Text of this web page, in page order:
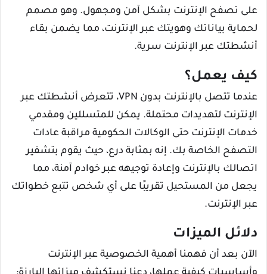
على تصفح الإنترنت بشكل آمن ومجهول. وهو مصمم
لحماية بياناتك وهويتك عبر الإنترنت، مما يضمن بقاء
أنشطتك عبر الإنترنت سرية.
كيف يعمل؟
عندما تتصل بالإنترنت بدون VPN، تتعرض أنشطتك عبر
الإنترنت لتهديدات محتملة. يمكن للمتسللين ومقدمي
خدمات الإنترنت حتى الوكالات الحكومية مراقبة عادات
التصفح الخاصة بك. إنه بمثابة درع، حيث يقوم بتشفير
اتصالك بالإنترنت وإعادة توجيهه عبر خوادم آمنة، مما
يجعل من المستحيل تقريبًا على أي شخص تتبع خطواتك
عبر الإنترنت.
دلائل الميزات
الآن بعد أن فهمنا أهمية الخصوصية عبر الإنترنت